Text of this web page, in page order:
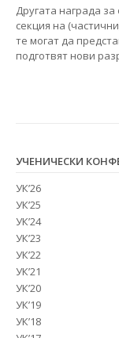
Другата награда
секция на
те могат да
подготвят нови
УЧЕНИЧЕСКИ
УК’26
УК’25
УК’24
УК’23
УК’22
УК’21
УК’20
УК’19
УК’18